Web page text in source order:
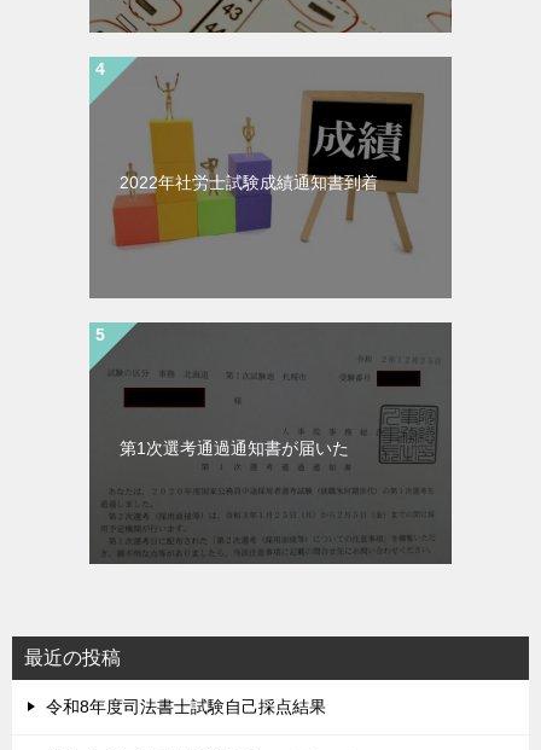
2022年社労士試験成績通知書到着
第1次選考通過通知書が届いた
最近の投稿
令和8年度司法書士試験自己採点結果